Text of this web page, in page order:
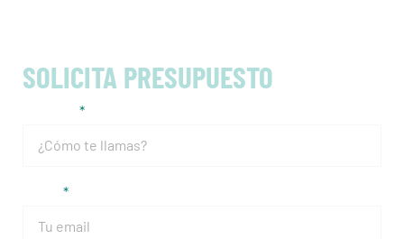
SOLICITA PRESUPUESTO